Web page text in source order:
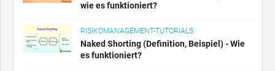
wie es funktioniert?
RISIKOMANAGEMENT-TUTORIALS
Naked Shorting (Definition, Beispiel) - Wie
es funktioniert?